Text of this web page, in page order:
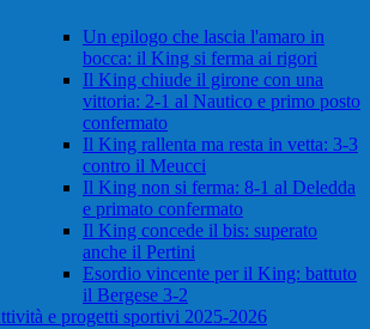
Un epilogo che lascia l'amaro in
bocca: il King si ferma ai rigori
Il King chiude il girone con una
vittoria: 2-1 al Nautico e primo posto
confermato
Il King rallenta ma resta in vetta: 3-3
contro il Meucci
Il King non si ferma: 8-1 al Deledda
e primato confermato
Il King concede il bis: superato
anche il Pertini
Esordio vincente per il King: battuto
il Bergese 3-2
e progetti sportivi 2025-2026